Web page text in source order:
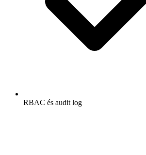
RBAC és audit log